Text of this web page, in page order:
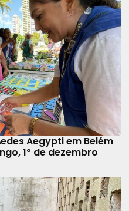
Aegypti em Belém
1º de dezembro